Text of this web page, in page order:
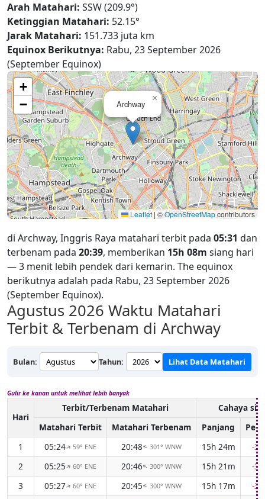
Arah Matahari: SSW (209.9°)
Ketinggian Matahari: 52.15°
Jarak Matahari: 151.733 juta km
Equinox Berikutnya: Rabu, 23 September 2026
(September Equinox)
Archway
×
+
−
Leaflet | ©OpenStreetMapcontributors
di Archway, Inggris Raya matahari terbit pada 05:31 dan
terbenam pada 20:39, memberikan 15h 08m siang hari
— 3 menit lebih pendek dari kemarin. The equinox
berikutnya adalah pada Rabu, 23 September 2026
(September Equinox).
Agustus 2026 Waktu Matahari
Terbit & Terbenam di Archway
Bulan: Tahun: Lihat Data Matahari
Gulir ke kanan untuk melihat lebih banyak
Hari
Terbit/Terbenam Matahari
Cahaya
Matahari Terbit
Matahari Terbenam Panjang
1
05:24↑59° ENE 20:48↑301° WNW 15h 24m
-
2
05:25↑60° ENE 20:46↑300° WNW 15h 21m
-
3
05:27↑60° ENE 20:45↑300° WNW 15h 17m
-